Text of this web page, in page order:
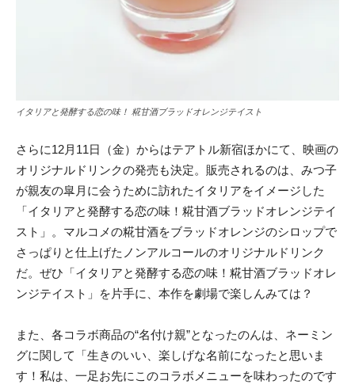
イタリアと発酵する恋の味！ 糀甘酒ブラッドオレンジテイスト
さらに12月11日（金）からはテアトル新宿ほかにて、映画の
オリジナルドリンクの発売も決定。販売されるのは、みつ子
が親友の皐月に会うために訪れたイタリアをイメージした
「イタリアと発酵する恋の味！糀甘酒ブラッドオレンジテイ
スト」。マルコメの糀甘酒をブラッドオレンジのシロップで
さっぱりと仕上げたノンアルコールのオリジナルドリンク
だ。ぜひ「イタリアと発酵する恋の味！糀甘酒ブラッドオレ
ンジテイスト」を片手に、本作を劇場で楽しんみては？
また、各コラボ商品の“名付け親”となったのんは、ネーミン
グに関して「生きのいい、楽しげな名前になったと思いま
す！私は、一足お先にこのコラボメニューを味わったのです